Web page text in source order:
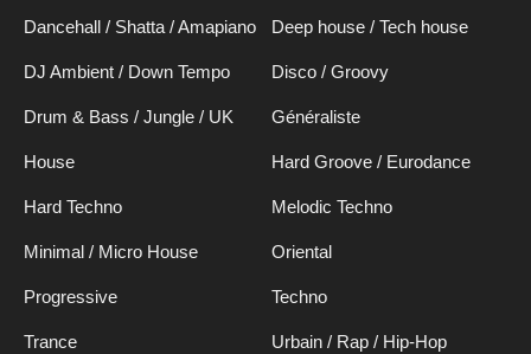
Dancehall / Shatta / Amapiano Deep house / Tech house
DJ Ambient / Down Tempo Disco / Groovy
Drum & Bass / Jungle / UK Généraliste
House Hard Groove / Eurodance
Hard Techno Melodic Techno
Minimal / Micro House Oriental
Progressive Techno
Trance Urbain / Rap / Hip-Hop